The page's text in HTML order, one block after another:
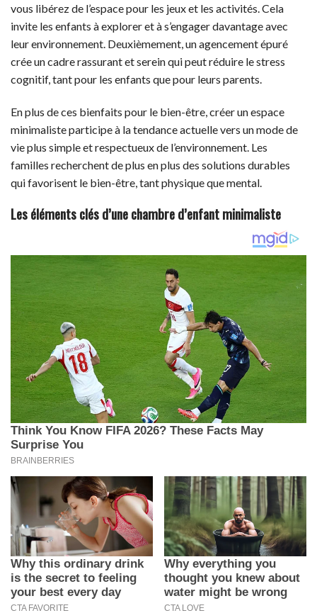
vous libérez de l’espace pour les jeux et les activités. Cela
invite les enfants à explorer et à s’engager davantage avec
leur environnement. Deuxièmement, un agencement épuré
crée un cadre rassurant et serein qui peut réduire le stress
cognitif, tant pour les enfants que pour leurs parents.
En plus de ces bienfaits pour le bien-être, créer un espace
minimaliste participe à la tendance actuelle vers un mode de
vie plus simple et respectueux de l’environnement. Les
familles recherchent de plus en plus des solutions durables
qui favorisent le bien-être, tant physique que mental.
Les éléments clés d’une chambre d’enfant minimaliste